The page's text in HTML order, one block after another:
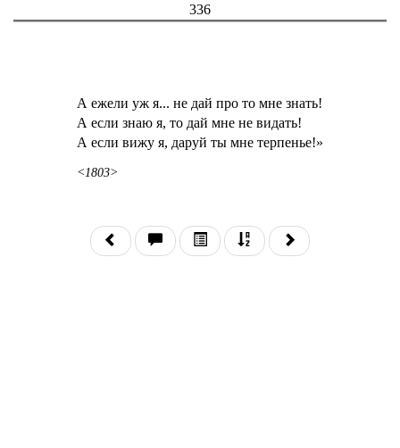
336
А ежели уж я... не дай про то мне знать!
А если знаю я, то дай мне не видать!
А если вижу я, даруй ты мне терпенье!»
<1803>